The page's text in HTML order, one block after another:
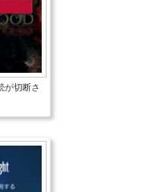
が切断さ